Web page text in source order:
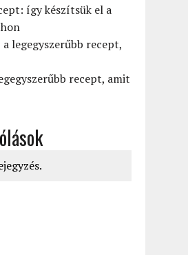
így készítsük el a
legegyszerűbb recept,
recept, amit